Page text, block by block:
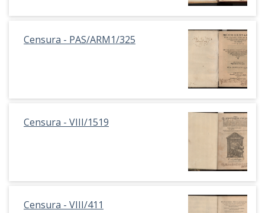
Censura - PAS/ARM1/325
Censura - VIII/1519
Censura - VIII/411